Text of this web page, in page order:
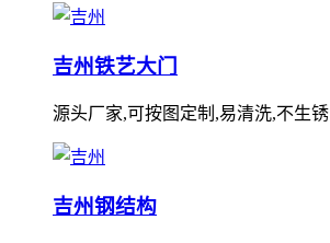
吉州铁艺大门
源头厂家,可按图定制,易清洗,不生锈
吉州钢结构